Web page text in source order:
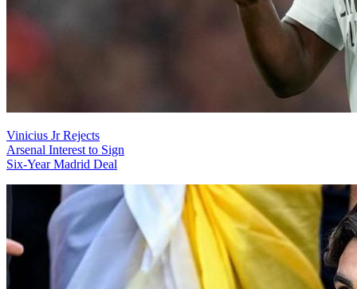
Vinicius Jr Rejects
Arsenal Interest to Sign
Six-Year Madrid Deal